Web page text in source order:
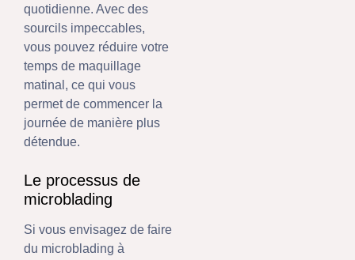
quotidienne. Avec des
sourcils impeccables,
vous pouvez réduire votre
temps de maquillage
matinal, ce qui vous
permet de commencer la
journée de manière plus
détendue.
Le processus de
microblading
Si vous envisagez de faire
du microblading à